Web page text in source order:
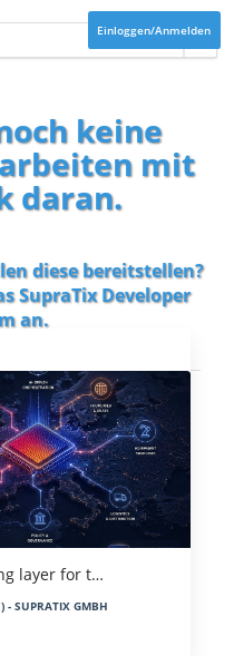
Einloggen/Anmelden
keine
mit
daran.
diese bereitstellen?
SupraTix Developer
an.
layer for t…
- SUPRATIX GMBH